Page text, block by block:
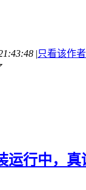
|只看该作者
运行中，